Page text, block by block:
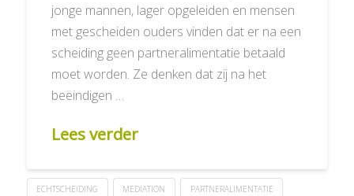
jonge mannen, lager opgeleiden en mensen
met gescheiden ouders vinden dat er na een
scheiding geen partneralimentatie betaald
moet worden. Ze denken dat zij na het
beëindigen …
Lees verder
ECHTSCHEIDING MEDIATION PARTNERALIMENTATIE